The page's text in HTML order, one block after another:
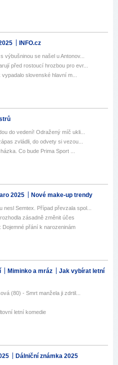
INFO.cz
výbušninou se našel u Antonov...
před rostoucí hrozbou pro evr...
slovenské hlavní m...
do vedení! Odražený míč ukli...
zvládli, do odvety si vezou...
Co bude Prima Sport ...
2025 Nové make-up trendy
nesl Semtex. Případ převzala spol...
zásadně změnit účes
přání k narozeninám
Miminko a mráz
Jak vybírat letní
(80) - Smrt manžela ji zdrtil...
letní komedie
Dálniční známka 2025